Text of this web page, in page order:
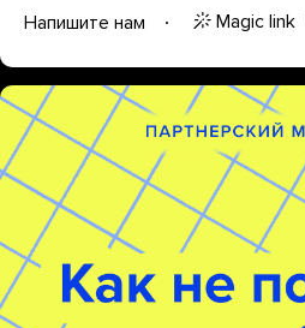
Напишите нам
Magic link